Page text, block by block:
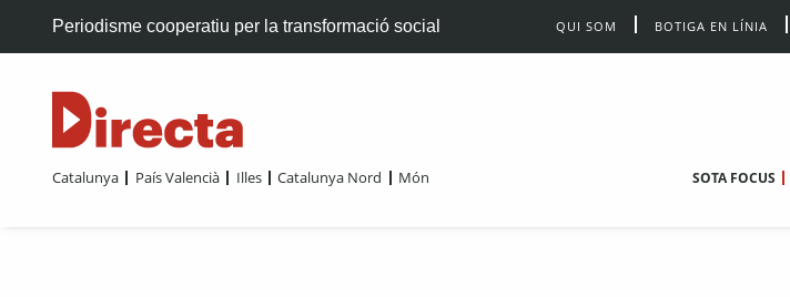
Periodisme cooperatiu per la transformació social QUI SOM BOTIGA EN LÍNIA
Catalunya País Valencià Illes Catalunya Nord Món SOTA FOCUS